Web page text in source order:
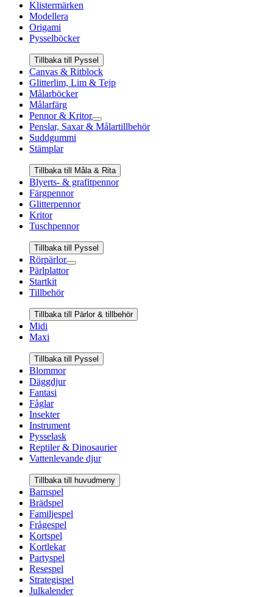
Klistermärken
Modellera
Origami
Pysselböcker
Tillbaka till Pyssel
Canvas & Ritblock
Glitterlim, Lim & Tejp
Målarböcker
Målarfärg
Pennor & Kritor
Penslar, Saxar & Målartillbehör
Suddgummi
Stämplar
Tillbaka till Måla & Rita
Blyerts- & grafitpennor
Färgpennor
Glitterpennor
Kritor
Tuschpennor
Tillbaka till Pyssel
Rörpärlor
Pärlplattor
Startkit
Tillbehör
Tillbaka till Pärlor & tillbehör
Midi
Maxi
Tillbaka till Pyssel
Blommor
Däggdjur
Fantasi
Fåglar
Insekter
Instrument
Pysselask
Reptiler & Dinosaurier
Vattenlevande djur
Tillbaka till huvudmeny
Barnspel
Brädspel
Familjespel
Frågespel
Kortspel
Kortlekar
Partyspel
Resespel
Strategispel
Julkalender